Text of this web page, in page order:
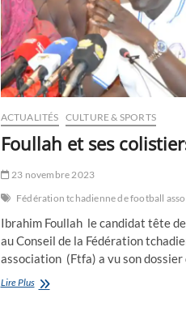
ACTUALITÉS CULTURE & SPORTS
Foullah et ses
23 novembre 2023
Fédération tchadienne de football
Ibrahim Foullah le candidat tête
au Conseil de la Fédération
association (Ftfa) a vu son dossier
Lire PlusFoullah